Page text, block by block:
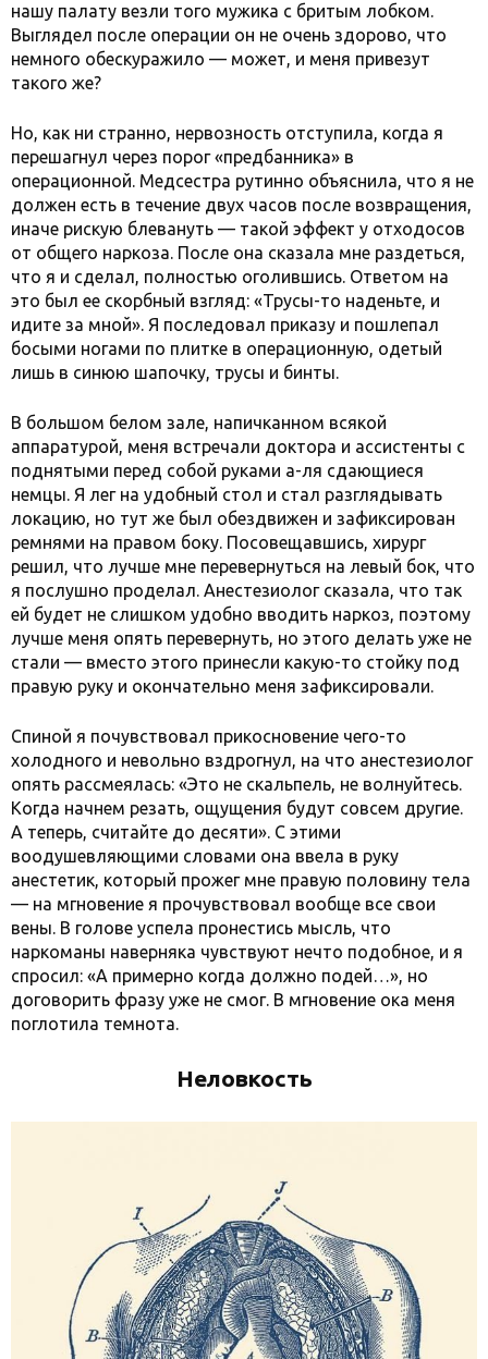
нашу палату везли того мужика с бритым лобком.
Выглядел после операции он не очень здорово, что
немного обескуражило — может, и меня привезут
такого же?
Но, как ни странно, нервозность отступила, когда я
перешагнул через порог «предбанника» в
операционной. Медсестра рутинно объяснила, что я не
должен есть в течение двух часов после возвращения,
иначе рискую блевануть — такой эффект у отходосов
от общего наркоза. После она сказала мне раздеться,
что я и сделал, полностью оголившись. Ответом на
это был ее скорбный взгляд: «Трусы-то наденьте, и
идите за мной». Я последовал приказу и пошлепал
босыми ногами по плитке в операционную, одетый
лишь в синюю шапочку, трусы и бинты.
В большом белом зале, напичканном всякой
аппаратурой, меня встречали доктора и ассистенты с
поднятыми перед собой руками а-ля сдающиеся
немцы. Я лег на удобный стол и стал разглядывать
локацию, но тут же был обездвижен и зафиксирован
ремнями на правом боку. Посовещавшись, хирург
решил, что лучше мне перевернуться на левый бок, что
я послушно проделал. Анестезиолог сказала, что так
ей будет не слишком удобно вводить наркоз, поэтому
лучше меня опять перевернуть, но этого делать уже не
стали — вместо этого принесли какую-то стойку под
правую руку и окончательно меня зафиксировали.
Спиной я почувствовал прикосновение чего-то
холодного и невольно вздрогнул, на что анестезиолог
опять рассмеялась: «Это не скальпель, не волнуйтесь.
Когда начнем резать, ощущения будут совсем другие.
А теперь, считайте до десяти». С этими
воодушевляющими словами она ввела в руку
анестетик, который прожег мне правую половину тела
— на мгновение я прочувствовал вообще все свои
вены. В голове успела пронестись мысль, что
наркоманы наверняка чувствуют нечто подобное, и я
спросил: «А примерно когда должно подей…», но
договорить фразу уже не смог. В мгновение ока меня
поглотила темнота.
Неловкость